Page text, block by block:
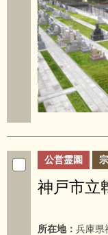
公営霊園
神戸市立
所在地： 兵庫県